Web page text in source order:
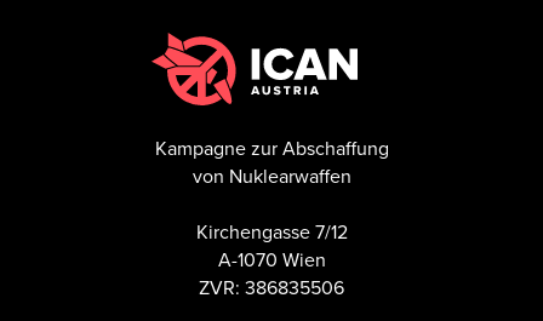
Kampagne zur Abschaffung
von Nuklearwaffen
Kirchengasse 7/12
A-1070 Wien
ZVR: 386835506